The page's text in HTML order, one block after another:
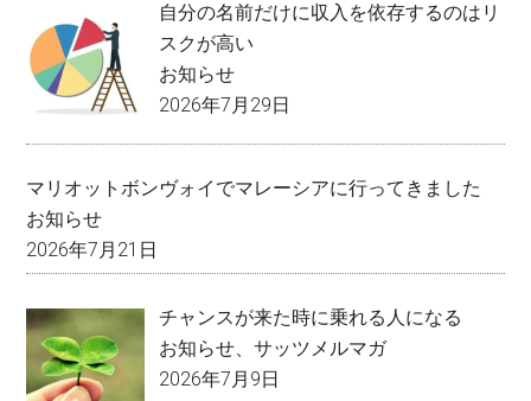
自分の名前だけに収入を依存するのはリ
スクが高い
お知らせ
2026年7月29日
マリオットボンヴォイでマレーシアに行ってきました
お知らせ
2026年7月21日
チャンスが来た時に乗れる人になる
お知らせ、サッツメルマガ
2026年7月9日